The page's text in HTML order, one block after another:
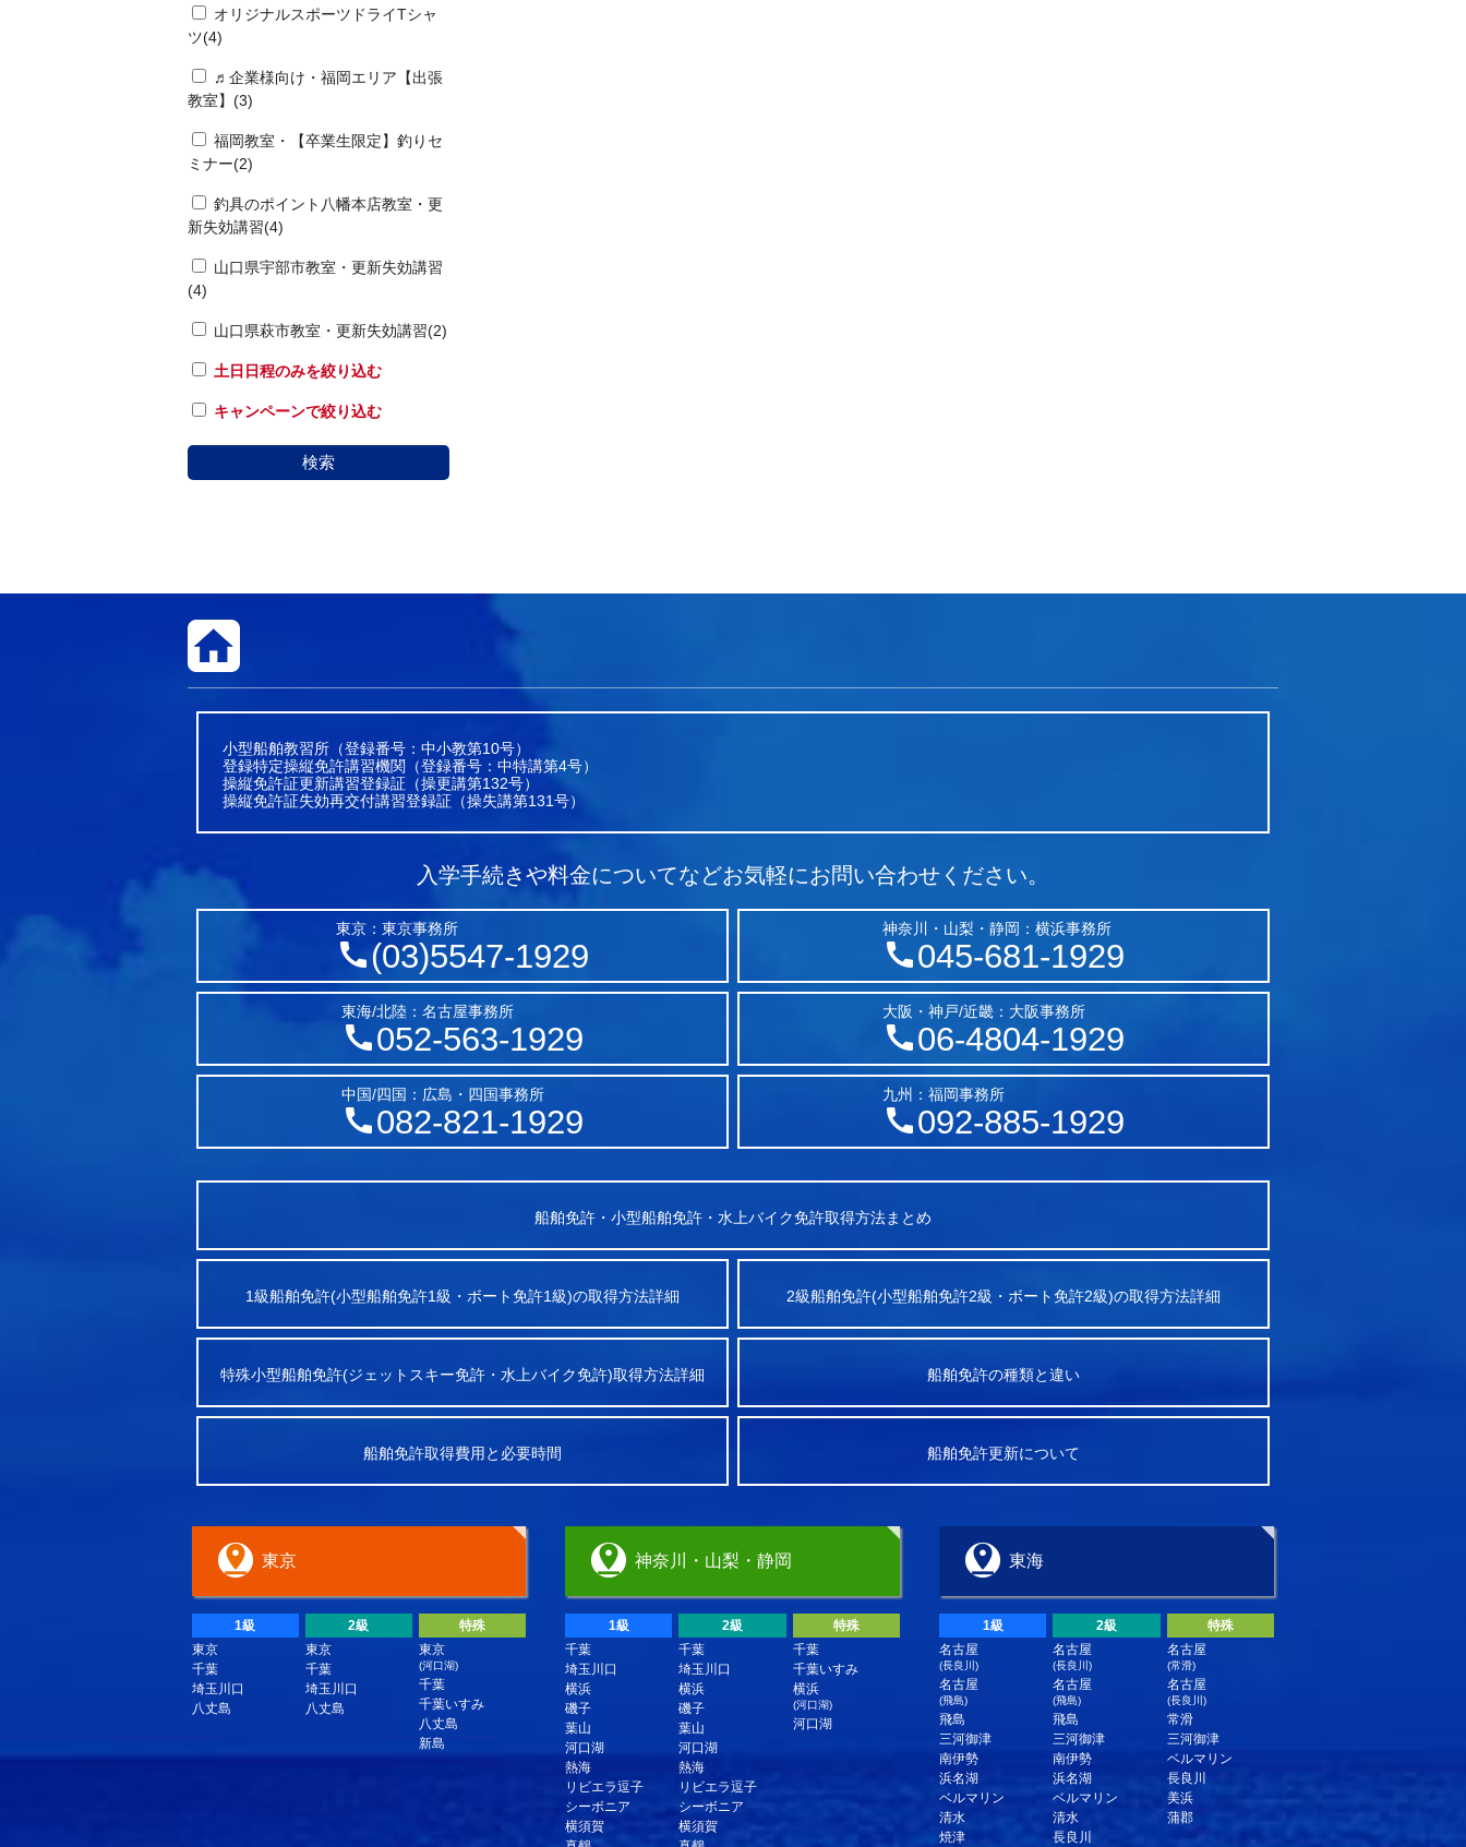
オリジナルスポーツドライTシャ
ツ(4)
♬企業様向け・福岡エリア【出張
教室】(3)
福岡教室・【卒業生限定】釣りセ
ミナー(2)
釣具のポイント八幡本店教室・更
新失効講習(4)
山口県宇部市教室・更新失効講習
(4)
山口県萩市教室・更新失効講習(2)
土日日程のみを絞り込む
キャンペーンで絞り込む
検索
小型船舶教習所（登録番号：中小教第10号）
登録特定操縦免許講習機関（登録番号：中特講第4号）
操縦免許証更新講習登録証（操更講第132号）
操縦免許証失効再交付講習登録証（操失講第131号）
入学手続きや料金についてなどお気軽にお問い合わせください。
東京：東京事務所
(03)5547-1929
神奈川・山梨・静岡：横浜事務所
045-681-1929
東海/北陸：名古屋事務所
052-563-1929
大阪・神戸/近畿：大阪事務所
06-4804-1929
中国/四国：広島・四国事務所
082-821-1929
九州：福岡事務所
092-885-1929
船舶免許・小型船舶免許・水上バイク免許取得方法まとめ
1級船舶免許(小型船舶免許1級・ボート免許1級)の取得方法詳細 2級船舶免許(小型船舶免許2級・ボート免許2級)の取得方法詳細
特殊小型船舶免許(ジェットスキー免許・水上バイク免許)取得方法詳細 船舶免許の種類と違い
船舶免許取得費用と必要時間 船舶免許更新について
東京
1級
東京
千葉
埼玉川口
八丈島
2級
東京
千葉
埼玉川口
八丈島
特殊
東京
(河口湖)
千葉
千葉いすみ
八丈島
新島
神奈川・山梨・静岡
1級
千葉
埼玉川口
横浜
磯子
葉山
河口湖
熱海
リビエラ逗子
シーボニア
横須賀
2級
千葉
埼玉川口
横浜
磯子
葉山
河口湖
熱海
リビエラ逗子
シーボニア
横須賀
特殊
千葉
千葉いすみ
横浜
(河口湖)
河口湖
東海
1級
名古屋
(長良川)
名古屋
(飛島)
飛島
三河御津
南伊勢
浜名湖
ベルマリン
清水
焼津
2級
名古屋
(長良川)
名古屋
(飛島)
飛島
三河御津
南伊勢
浜名湖
ベルマリン
清水
長良川
特殊
名古屋
(常滑)
名古屋
(長良川)
常滑
三河御津
ベルマリン
長良川
美浜
蒲郡